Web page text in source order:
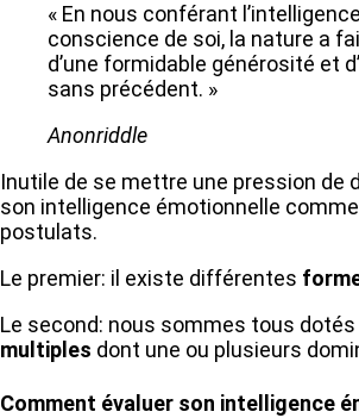
« En nous conférant
conscience de soi, la nature a
d’une formidable générosité et
sans précédent. »
Anonriddle
Inutile de se mettre une pression de
son intelligence émotionnelle
postulats.
Le premier: il existe différentes
Le second: nous sommes tous dotés
multiples dont une ou plusieurs
Comment évaluer son intelligence